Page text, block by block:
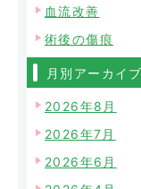
血流改善
術後の傷痕
月別アーカイブ
2026年8月
2026年7月
2026年6月